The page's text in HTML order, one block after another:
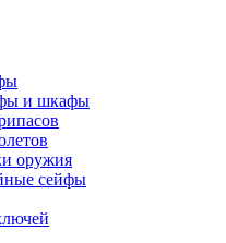
и шкафы
оружия
сейфы